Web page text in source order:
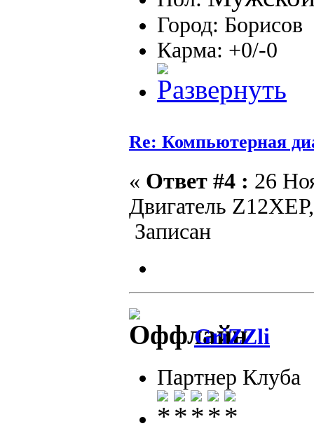
Город: Борисов
Карма: +0/-0
Re: Компьютерная
« Ответ #4 : 26
Двигатель
Записан
GriZZli
Партнер Клуба